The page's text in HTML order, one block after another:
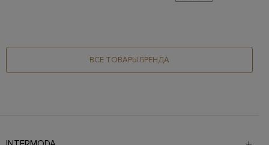
ВСЕ ТОВАРЫ БРЕНДА